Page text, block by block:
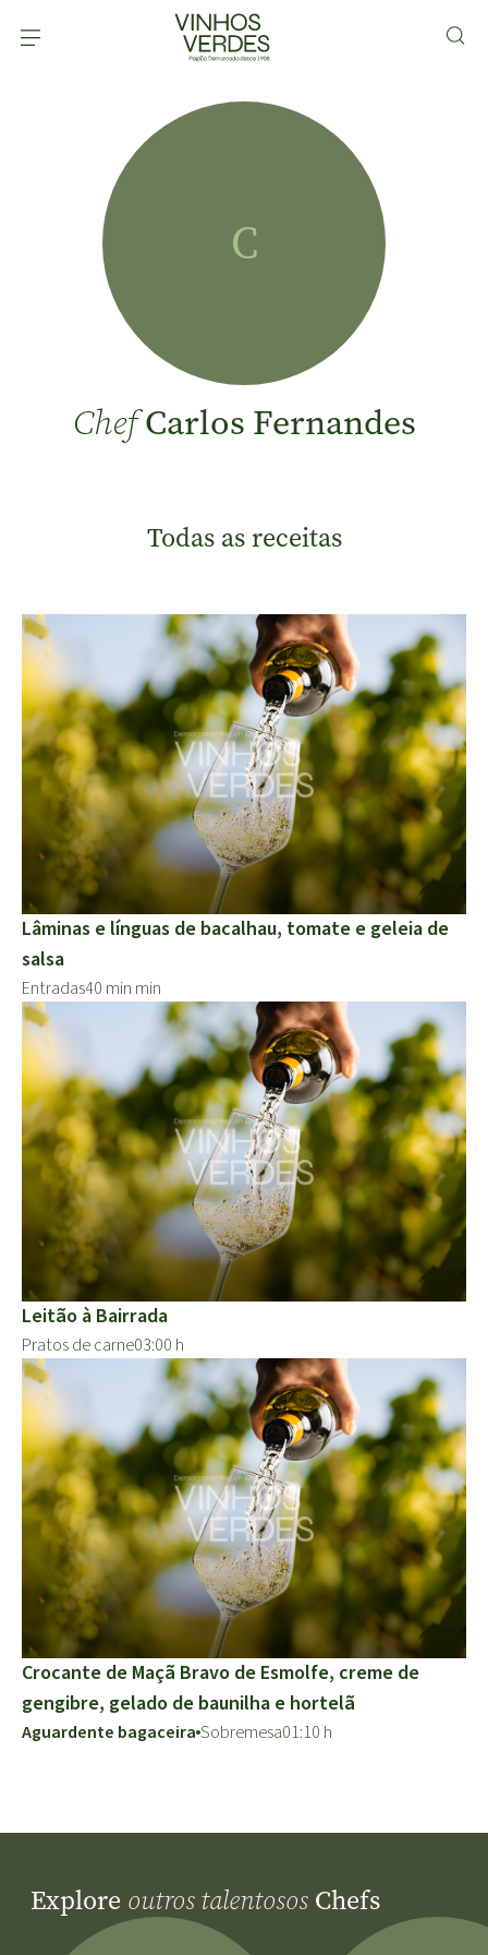
C
ChefCarlos Fernandes
Todas as receitas
Lâminas e línguas de bacalhau, tomate e geleia de
salsa
Entradas40 min min
Leitão à Bairrada
Pratos de carne03:00 h
Crocante de Maçã Bravo de Esmolfe, creme de
gengibre, gelado de baunilha e hortelã
Aguardente bagaceira Sobremesa01:10 h
Explore outros talentosos Chefs